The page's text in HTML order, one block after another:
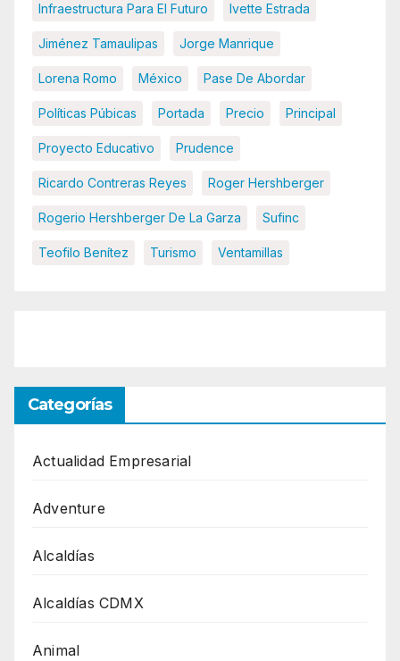
Infraestructura Para El Futuro Ivette Estrada
Jiménez Tamaulipas Jorge Manrique
Lorena Romo México Pase De Abordar
Políticas Púbicas Portada Precio Principal
Proyecto Educativo Prudence
Ricardo Contreras Reyes Roger Hershberger
Rogerio Hershberger De La Garza Sufinc
Teofilo Benítez Turismo Ventamillas
Categorías
Actualidad Empresarial
Adventure
Alcaldías
Alcaldías CDMX
Animal